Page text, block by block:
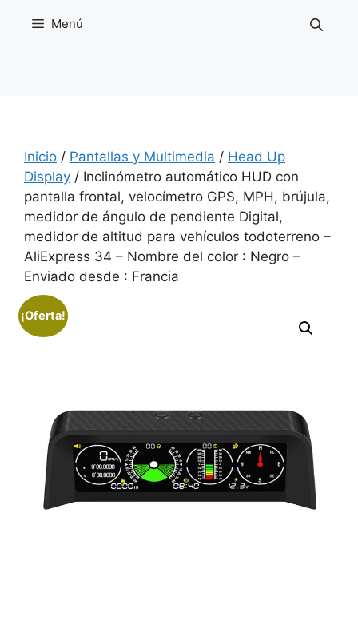
Menú
Inicio / Pantallas y Multimedia / Head Up
Display / Inclinómetro automático HUD con
pantalla frontal, velocímetro GPS, MPH, brújula,
medidor de ángulo de pendiente Digital,
medidor de altitud para vehículos todoterreno –
AliExpress 34 – Nombre del color : Negro –
Enviado desde : Francia
¡Oferta!